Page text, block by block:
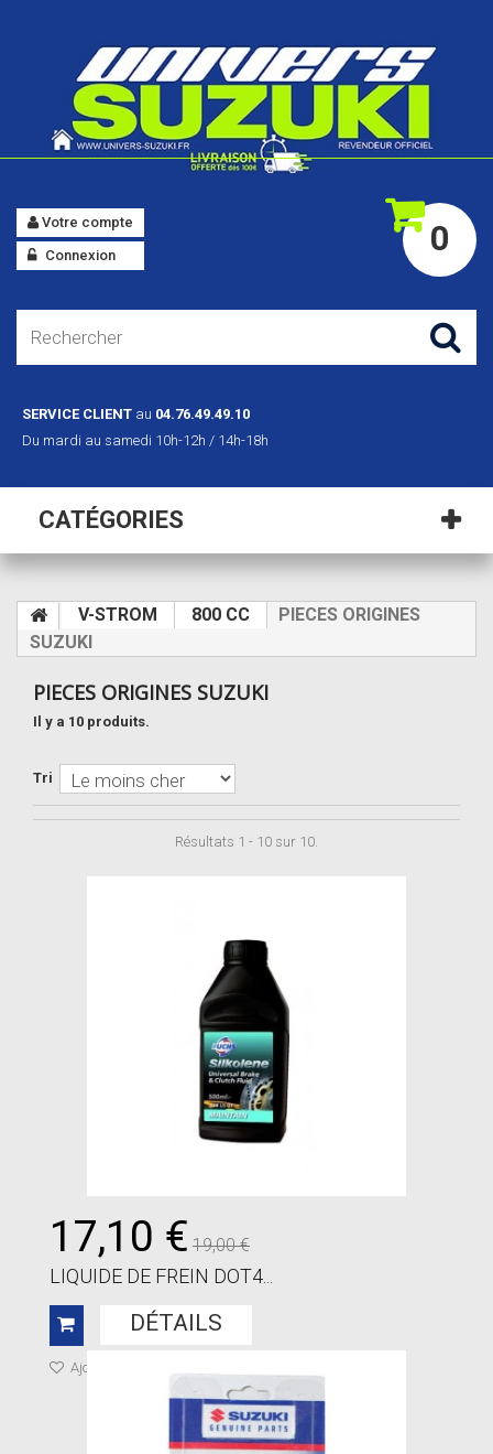
0
Votre compte
Connexion
SERVICE CLIENT au 04.76.49.49.10
Du mardi au samedi 10h-12h / 14h-18h
CATÉGORIES
V-STROM 800 CC
PIECES ORIGINES
SUZUKI
PIECES ORIGINES SUZUKI
Il y a 10 produits.
Tri
Résultats 1 - 10 sur 10.
17,10 € 19,00 €
LIQUIDE DE FREIN DOT4...
DÉTAILS
Ajouter à ma liste de cadeaux